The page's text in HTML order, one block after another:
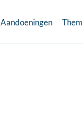
Aandoeningen